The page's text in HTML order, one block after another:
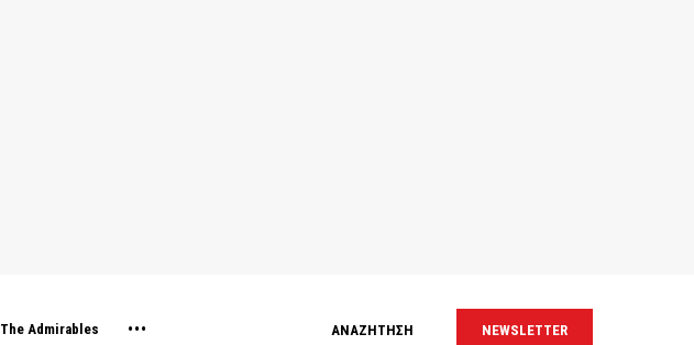
The Admirables ΑΝΑΖΗΤΗΣΗ NEWSLETTER